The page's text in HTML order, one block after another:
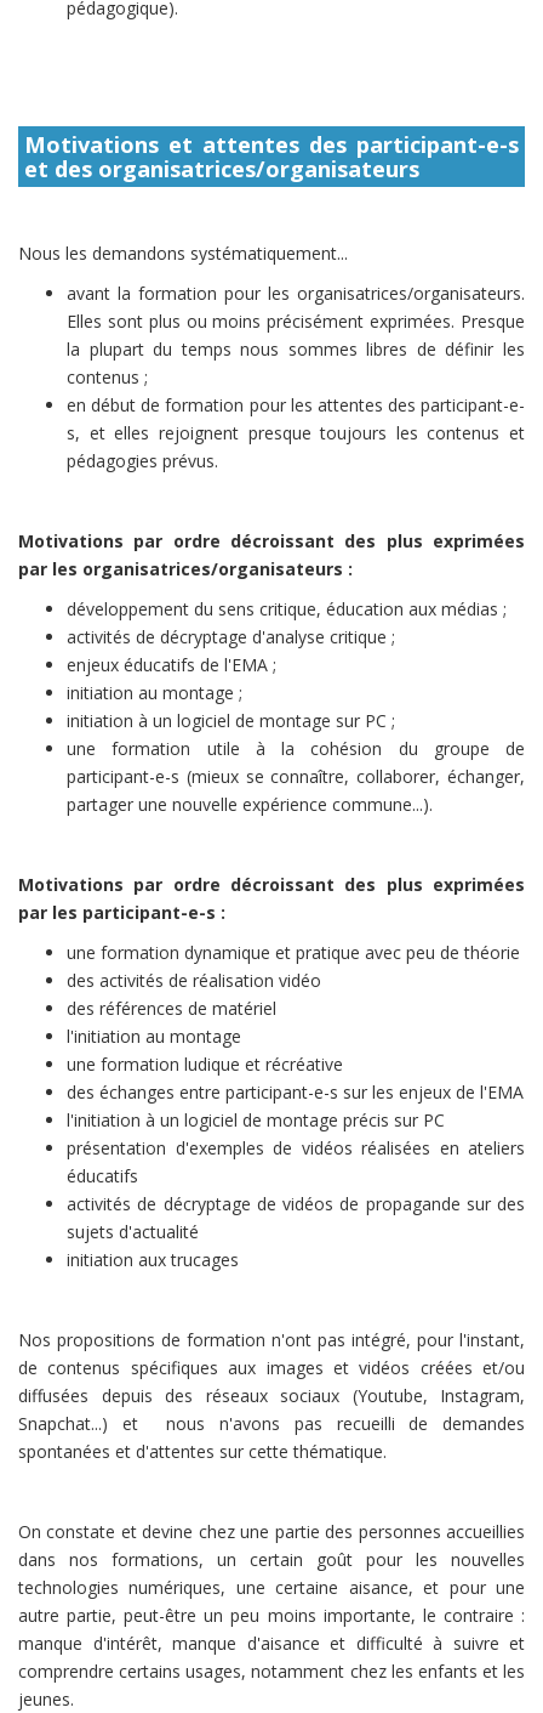
pédagogique).
Motivations et attentes des participant-e-s
et des organisatrices/organisateurs
Nous les demandons systématiquement...
avant la formation pour les organisatrices/organisateurs.
Elles sont plus ou moins précisément exprimées. Presque
la plupart du temps nous sommes libres de définir les
contenus ;
en début de formation pour les attentes des participant-e-
s, et elles rejoignent presque toujours les contenus et
pédagogies prévus.
Motivations par ordre décroissant des plus exprimées
par les organisatrices/organisateurs :
développement du sens critique, éducation aux médias ;
activités de décryptage d'analyse critique ;
enjeux éducatifs de l'EMA ;
initiation au montage ;
initiation à un logiciel de montage sur PC ;
une formation utile à la cohésion du groupe de
participant-e-s (mieux se connaître, collaborer, échanger,
partager une nouvelle expérience commune...).
Motivations par ordre décroissant des plus exprimées
par les participant-e-s :
une formation dynamique et pratique avec peu de théorie
des activités de réalisation vidéo
des références de matériel
l'initiation au montage
une formation ludique et récréative
des échanges entre participant-e-s sur les enjeux de l'EMA
l'initiation à un logiciel de montage précis sur PC
présentation d'exemples de vidéos réalisées en ateliers
éducatifs
activités de décryptage de vidéos de propagande sur des
sujets d'actualité
initiation aux trucages
Nos propositions de formation n'ont pas intégré, pour l'instant,
de contenus spécifiques aux images et vidéos créées et/ou
diffusées depuis des réseaux sociaux (Youtube, Instagram,
Snapchat...) et nous n'avons pas recueilli de demandes
spontanées et d'attentes sur cette thématique.
On constate et devine chez une partie des personnes accueillies
dans nos formations, un certain goût pour les nouvelles
technologies numériques, une certaine aisance, et pour une
autre partie, peut-être un peu moins importante, le contraire :
manque d'intérêt, manque d'aisance et difficulté à suivre et
comprendre certains usages, notamment chez les enfants et les
jeunes.